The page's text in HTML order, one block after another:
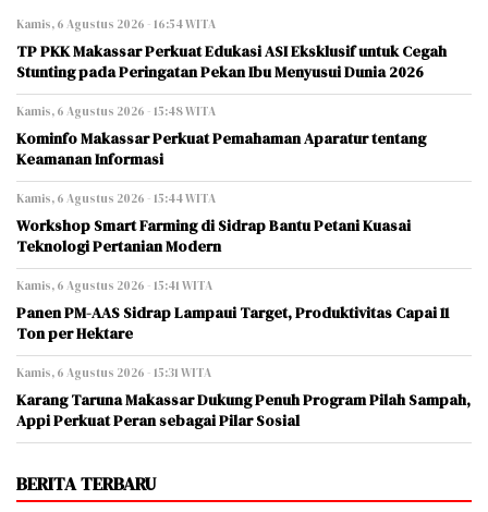
Kamis, 6 Agustus 2026 - 16:54 WITA
TP PKK Makassar Perkuat Edukasi ASI Eksklusif untuk Cegah
Stunting pada Peringatan Pekan Ibu Menyusui Dunia 2026
Kamis, 6 Agustus 2026 - 15:48 WITA
Kominfo Makassar Perkuat Pemahaman Aparatur tentang
Keamanan Informasi
Kamis, 6 Agustus 2026 - 15:44 WITA
Workshop Smart Farming di Sidrap Bantu Petani Kuasai
Teknologi Pertanian Modern
Kamis, 6 Agustus 2026 - 15:41 WITA
Panen PM-AAS Sidrap Lampaui Target, Produktivitas Capai 11
Ton per Hektare
Kamis, 6 Agustus 2026 - 15:31 WITA
Karang Taruna Makassar Dukung Penuh Program Pilah Sampah,
Appi Perkuat Peran sebagai Pilar Sosial
BERITA TERBARU